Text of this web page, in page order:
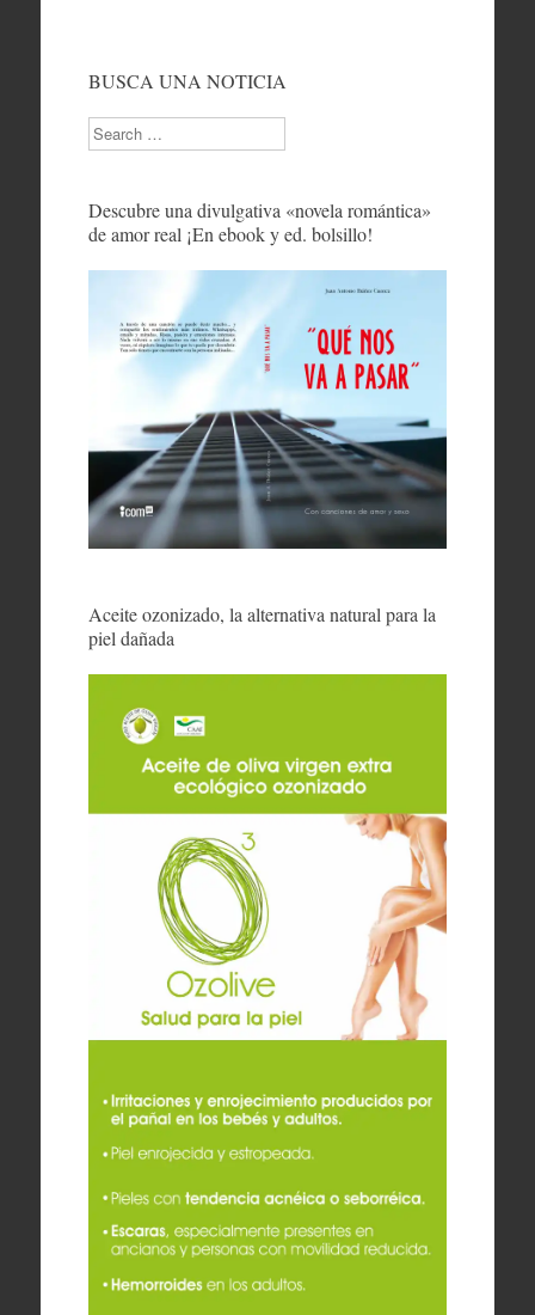
BUSCA UNA NOTICIA
Search
Descubre una divulgativa «novela romántica»
de amor real ¡En ebook y ed. bolsillo!
Aceite ozonizado, la alternativa natural para la
piel dañada